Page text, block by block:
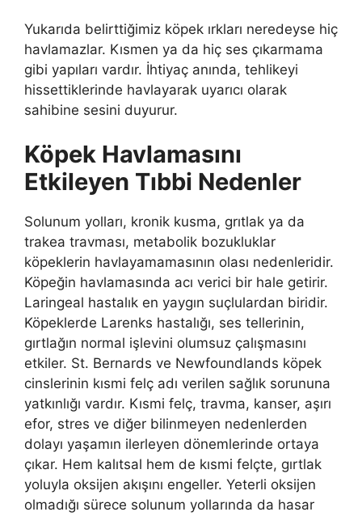
Yukarıda belirttiğimiz köpek ırkları neredeyse hiç
havlamazlar. Kısmen ya da hiç ses çıkarmama
gibi yapıları vardır. İhtiyaç anında, tehlikeyi
hissettiklerinde havlayarak uyarıcı olarak
sahibine sesini duyurur.
Köpek Havlamasını
Etkileyen Tıbbi Nedenler
Solunum yolları, kronik kusma, grıtlak ya da
trakea travması, metabolik bozukluklar
köpeklerin havlayamamasının olası nedenleridir.
Köpeğin havlamasında acı verici bir hale getirir.
Laringeal hastalık en yaygın suçlulardan biridir.
Köpeklerde Larenks hastalığı, ses tellerinin,
gırtlağın normal işlevini olumsuz çalışmasını
etkiler. St. Bernards ve Newfoundlands köpek
cinslerinin kısmi felç adı verilen sağlık sorununa
yatkınlığı vardır. Kısmi felç, travma, kanser, aşırı
efor, stres ve diğer bilinmeyen nedenlerden
dolayı yaşamın ilerleyen dönemlerinde ortaya
çıkar. Hem kalıtsal hem de kısmi felçte, gırtlak
yoluyla oksijen akışını engeller. Yeterli oksijen
olmadığı sürece solunum yollarında da hasar